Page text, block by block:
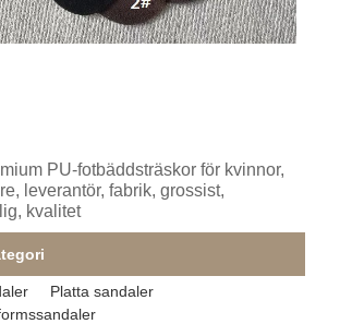
PU-fotbäddsträskor för kvinnor,
leverantör, fabrik, grossist,
kvalitet
Platta sandaler